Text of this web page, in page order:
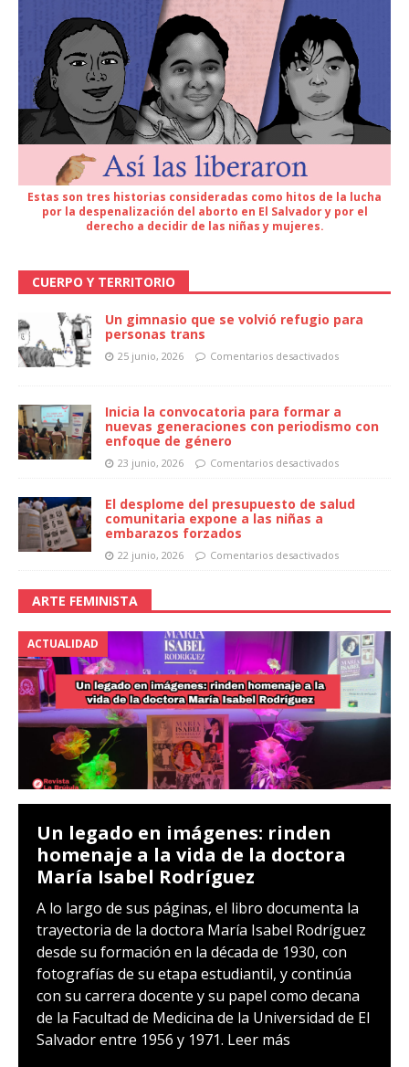
Estas son tres historias consideradas como hitos de la lucha
por la despenalización del aborto en El Salvador y por el
derecho a decidir de las niñas y mujeres.
CUERPO Y TERRITORIO
Un gimnasio que se volvió refugio para
personas trans
25 junio, 2026 Comentarios desactivados
Inicia la convocatoria para formar a
nuevas generaciones con periodismo con
enfoque de género
23 junio, 2026 Comentarios desactivados
El desplome del presupuesto de salud
comunitaria expone a las niñas a
embarazos forzados
22 junio, 2026 Comentarios desactivados
ARTE FEMINISTA
ACTUALIDAD
Un legado en imágenes: rinden
homenaje a la vida de la doctora
María Isabel Rodríguez
A lo largo de sus páginas, el libro documenta la
trayectoria de la doctora María Isabel Rodríguez
desde su formación en la década de 1930, con
fotografías de su etapa estudiantil, y continúa
con su carrera docente y su papel como decana
de la Facultad de Medicina de la Universidad de El
Salvador entre 1956 y 1971. Leer más